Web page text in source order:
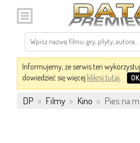
Informujemy, że serwis ten
dowiedzieć się więcej kliknij tutaj.
DP » Filmy » Kino » Pies na